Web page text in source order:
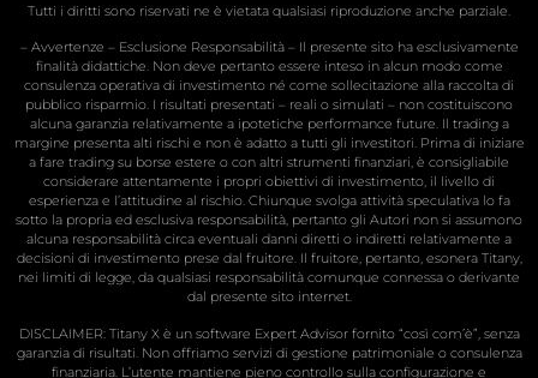
Tutti i diritti sono riservati ne è vietata qualsiasi riproduzione anche parziale.
– Avvertenze – Esclusione Responsabilità – Il presente sito ha esclusivamente
finalità didattiche. Non deve pertanto essere inteso in alcun modo come
consulenza operativa di investimento né come sollecitazione alla raccolta di
pubblico risparmio. I risultati presentati – reali o simulati – non costituiscono
alcuna garanzia relativamente a ipotetiche performance future. Il trading a
margine presenta alti rischi e non è adatto a tutti gli investitori. Prima di iniziare
a fare trading su borse estere o con altri strumenti finanziari, è consigliabile
considerare attentamente i propri obiettivi di investimento, il livello di
esperienza e l’attitudine al rischio. Chiunque svolga attività speculativa lo fa
sotto la propria ed esclusiva responsabilità, pertanto gli Autori non si assumono
alcuna responsabilità circa eventuali danni diretti o indiretti relativamente a
decisioni di investimento prese dal fruitore. Il fruitore, pertanto, esonera Titany,
nei limiti di legge, da qualsiasi responsabilità comunque connessa o derivante
dal presente sito internet.
DISCLAIMER: Titany X è un software Expert Advisor fornito “così com’è”, senza
garanzia di risultati. Non offriamo servizi di gestione patrimoniale o consulenza
finanziaria. L’utente mantiene pieno controllo sulla configurazione e